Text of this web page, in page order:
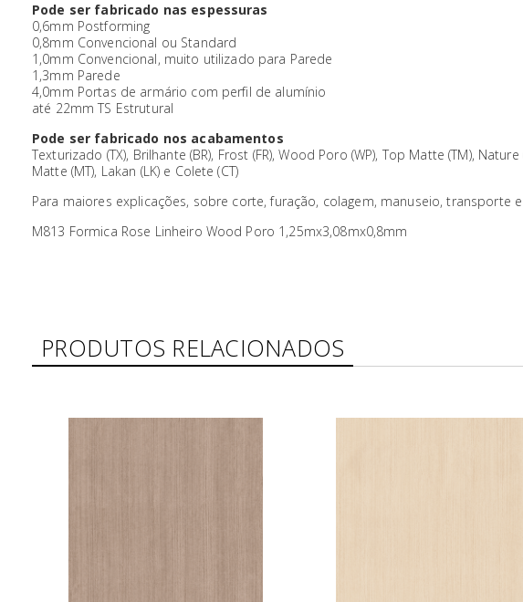
Pode ser fabricado nas espessuras
0,6mm Postforming
0,8mm Convencional ou Standard
1,0mm Convencional, muito utilizado para Parede
1,3mm Parede
4,0mm Portas de armário com perfil de alumínio
até 22mm TS Estrutural
Pode ser fabricado nos acabamentos
Texturizado (TX), Brilhante (BR), Frost (FR), Wood Poro (WP), Top Matte (TM), Nature
Matte (MT), Lakan (LK) e Colete (CT)
Para maiores explicações, sobre corte, furação, colagem, manuseio,
M813 Formica Rose Linheiro Wood Poro 1,25mx3,08mx0,8mm
PRODUTOS RELACIONADOS